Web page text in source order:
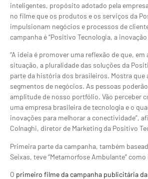
inteligentes, propósito adotado pela
no filme que os produtos e os serviços da
impulsionam negócios e processos de
campanha é “Positivo Tecnologia, a
“A ideia é promover uma reflexão de que,
situação, a pluralidade das soluções da
parte da história dos brasileiros. Mostra que
segmentos de negócios. As pessoas
amplitude de nosso portfólio. Vão perceber
uma empresa brasileira de tecnologia e o
inovações para melhorar a conectividade”,
Colnaghi, diretor de Marketing da Positivo
Primeira parte da campanha, também
Seixas, teve “Metamorfose Ambulante”
O primeiro filme da campanha publicitária